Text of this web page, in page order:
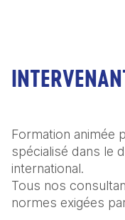
Formation animée
spécialisé dans le
international.
Tous nos
normes exigées